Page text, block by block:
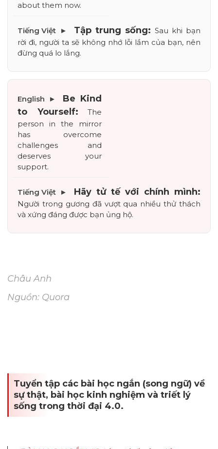
about them now.
Tập trung sống: Sau khi bạn
rời đi, người ta sẽ không nhớ lỗi lầm của bạn, nên
đừng quá lo lắng.
Be Kind
to Yourself: The
person in the mirror
has overcome
challenges and
deserves your
support.
Hãy tử tế với chính mình:
Người trong gương đã vượt qua nhiều thử thách
và xứng đáng được bạn ủng hộ.
Châu Anh
Nguồn: Quora